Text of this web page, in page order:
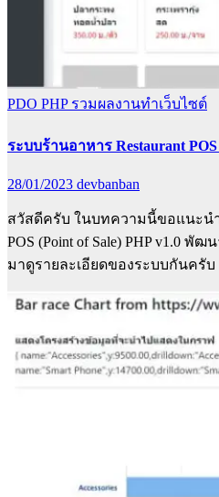
PDO PHP รวมผลงานทำเว็บไซต์
ระบบร้านอาหาร Restaurant POS
28/01/2023 devbanban
สวัสดีครับ ในบทความนี้ขอแนะนำ
POS (Point of Sale) PHP v1.0 พั
มาดูรายละเอียดของระบบกันครับ